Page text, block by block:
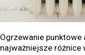
Ogrzewanie
najważniejsze różnice